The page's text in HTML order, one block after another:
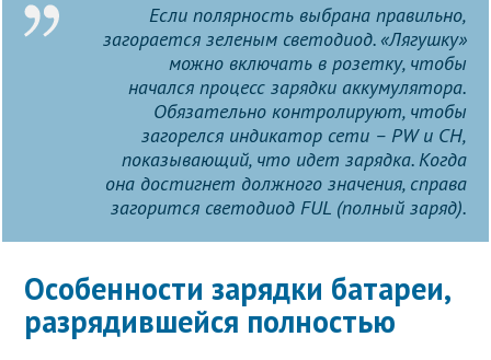
Если полярность выбрана правильно,
загорается зеленым светодиод. «Лягушку»
можно включать в розетку, чтобы
начался процесс зарядки аккумулятора.
Обязательно контролируют, чтобы
загорелся индикатор сети – PW и CH,
показывающий, что идет зарядка. Когда
она достигнет должного значения, справа
загорится светодиод FUL (полный заряд).
Особенности зарядки батареи,
разрядившейся полностью